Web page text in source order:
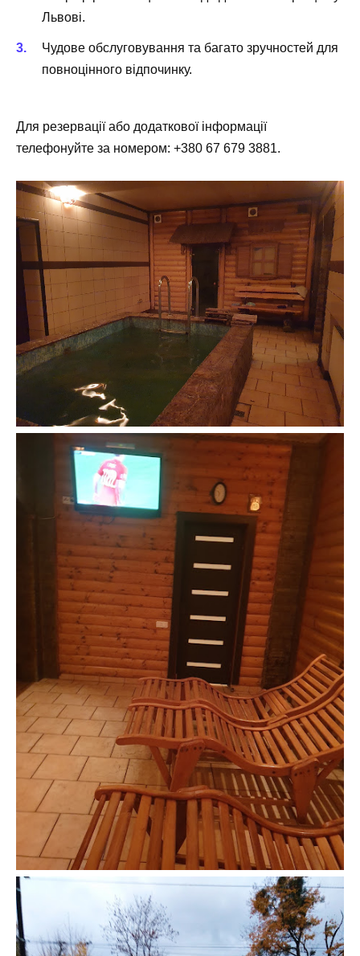
Львові.
Чудове обслуговування та багато зручностей для
повноцінного відпочинку.
Для резервації або додаткової інформації
телефонуйте за номером: +380 67 679 3881.